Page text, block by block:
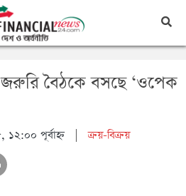
বৈঠকে বসছে ‘ওপেক
১২:০০ পূর্বাহ্ন|ক্রয়-বিক্রয়